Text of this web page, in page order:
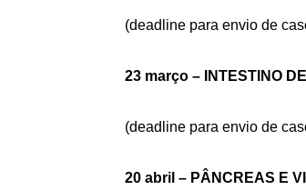
(deadline para envio de
23 março – INTESTINO
(deadline para envio de
20 abril – PÂNCREAS E